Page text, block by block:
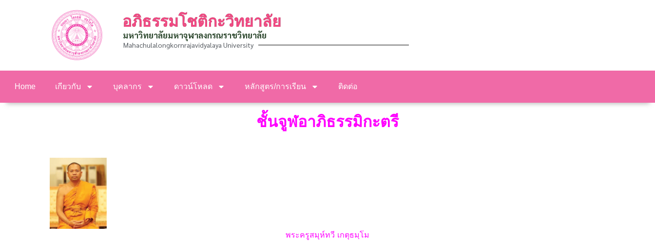
อภิธรรมโชติกะวิทยาลัย
มหาวิทยาลัยมหาจุฬาลงกรณราชวิทยาลัย
Mahachulalongkornrajavidyalaya University
Home เกียวกับ บุคลากร ดาวน์โหลด หลักสูตร/การเรียน ติดต่อ
ชั้นจูฬอาภิธรรมิกะตรี
พระครูสมุห์ทวี เกตุธมฺโม